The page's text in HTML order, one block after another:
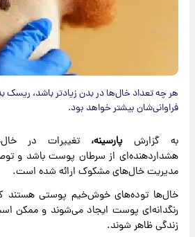
هر چه تعداد خال‌ها در بدن زیادتر باشد، ریسک
فراوانی‌شان بیشتر خواهد بود.
به گزارش پارسینه،تغییرات در خال‌ها
هشداردهنده‌ای از سرطان پوست باشد و
مدیریت خال‌های مشکوک ارائه شده است.
خال‌ها توده‌های خوش‌خیم پوستی هستند که
رنگدانه‌ای پوست ایجاد می‌شوند و ممکن
زندگی ظاهر شوند.